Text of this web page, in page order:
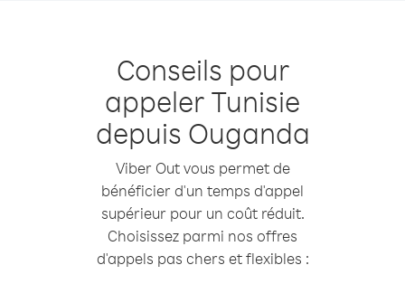
Conseils pour
appeler Tunisie
depuis Ouganda
Viber Out vous permet de
bénéficier d'un temps d'appel
supérieur pour un coût réduit.
Choisissez parmi nos offres
d'appels pas chers et flexibles :